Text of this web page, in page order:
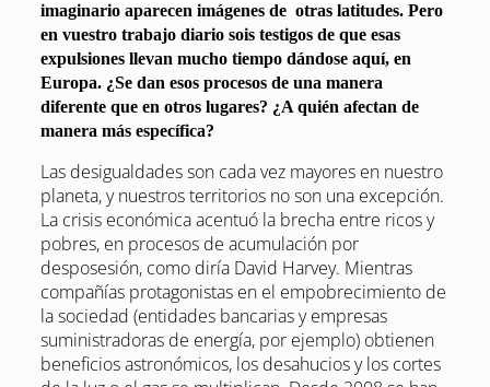
imaginario aparecen imágenes de otras latitudes. Pero
en vuestro trabajo diario sois testigos de que esas
expulsiones llevan mucho tiempo dándose aquí, en
Europa. ¿Se dan esos procesos de una manera
diferente que en otros lugares? ¿A quién afectan de
manera más específica?
Las desigualdades son cada vez mayores en nuestro
planeta, y nuestros territorios no son una excepción.
La crisis económica acentuó la brecha entre ricos y
pobres, en procesos de acumulación por
desposesión, como diría David Harvey. Mientras
compañías protagonistas en el empobrecimiento de
la sociedad (entidades bancarias y empresas
suministradoras de energía, por ejemplo) obtienen
beneficios astronómicos, los desahucios y los cortes